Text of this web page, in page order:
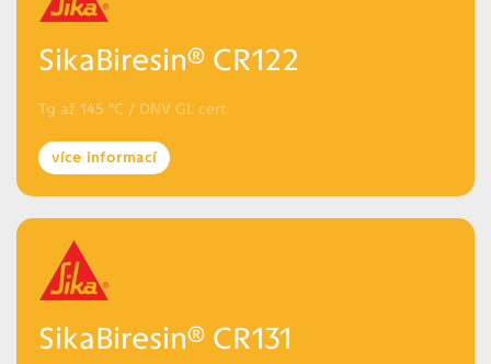
SikaBiresin® CR122
Tg až 145 °C / DNV GL cert.
více informací
SikaBiresin® CR131